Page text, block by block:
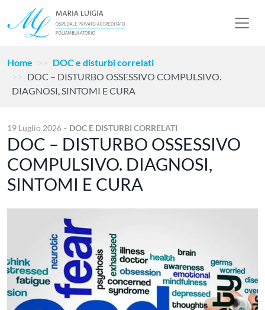
Home
DOC e disturbi correlati
DOC – DISTURBO OSSESSIVO COMPULSIVO.
DIAGNOSI, SINTOMI E CURA
19 Luglio 2026 - DOC E DISTURBI CORRELATI
DOC – DISTURBO OSSESSIVO
COMPULSIVO. DIAGNOSI,
SINTOMI E CURA